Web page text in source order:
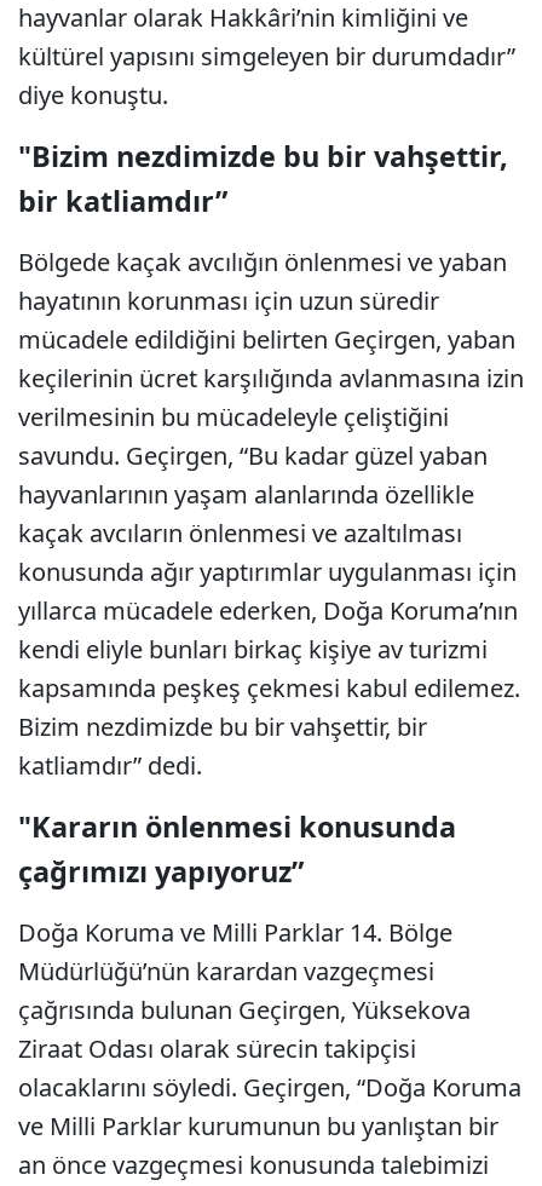
hayvanlar olarak Hakkâri’nin kimliğini ve
kültürel yapısını simgeleyen bir durumdadır”
diye konuştu.
"Bizim nezdimizde bu bir vahşettir,
bir katliamdır”
Bölgede kaçak avcılığın önlenmesi ve yaban
hayatının korunması için uzun süredir
mücadele edildiğini belirten Geçirgen, yaban
keçilerinin ücret karşılığında avlanmasına izin
verilmesinin bu mücadeleyle çeliştiğini
savundu. Geçirgen, “Bu kadar güzel yaban
hayvanlarının yaşam alanlarında özellikle
kaçak avcıların önlenmesi ve azaltılması
konusunda ağır yaptırımlar uygulanması için
yıllarca mücadele ederken, Doğa Koruma’nın
kendi eliyle bunları birkaç kişiye av turizmi
kapsamında peşkeş çekmesi kabul edilemez.
Bizim nezdimizde bu bir vahşettir, bir
katliamdır” dedi.
"Kararın önlenmesi konusunda
çağrımızı yapıyoruz”
Doğa Koruma ve Milli Parklar 14. Bölge
Müdürlüğü’nün karardan vazgeçmesi
çağrısında bulunan Geçirgen, Yüksekova
Ziraat Odası olarak sürecin takipçisi
olacaklarını söyledi. Geçirgen, “Doğa Koruma
ve Milli Parklar kurumunun bu yanlıştan bir
an önce vazgeçmesi konusunda talebimizi